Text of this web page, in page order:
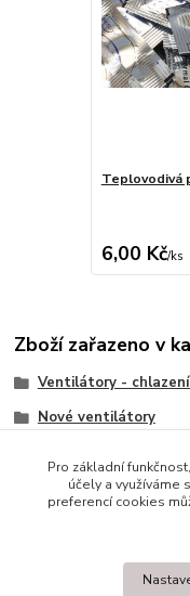
Teplovodivá
6,00 Kč/ks
Zboží zařazeno v
Ventilátory -
Nové ventilátory
© 2014 - 2025 Díly pro
Pro základní
účely a využíváme
preferencí cookies